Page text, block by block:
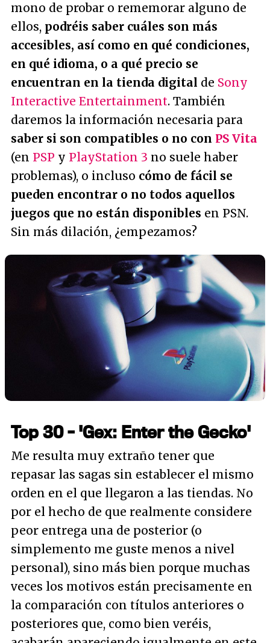
mono de probar o rememorar alguno de
ellos, podréis saber cuáles son más
accesibles, así como en qué condiciones,
en qué idioma, o a qué precio se
encuentran en la tienda digital de Sony
Interactive Entertainment. También
daremos la información necesaria para
saber si son compatibles o no con PS Vita
(en PSP y PlayStation 3 no suele haber
problemas), o incluso cómo de fácil se
pueden encontrar o no todos aquellos
juegos que no están disponibles en PSN.
Sin más dilación, ¿empezamos?
Top 30 - 'Gex: Enter the Gecko'
Me resulta muy extraño tener que
repasar las sagas sin establecer el mismo
orden en el que llegaron a las tiendas. No
por el hecho de que realmente considere
peor entrega una de posterior (o
simplemento me guste menos a nivel
personal), sino más bien porque muchas
veces los motivos están precisamente en
la comparación con títulos anteriores o
posteriores que, como bien veréis,